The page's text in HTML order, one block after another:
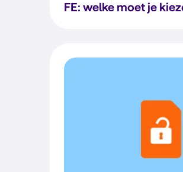
FE: welke moet je